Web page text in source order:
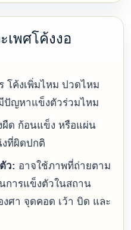
เพศโค้งงอ
โค้งเพิ่มไหม ปวดไหม
ปัญหาแข็งตัวร่วมไหม
ผืด ก้อนแข็ง หรือแผ่น
ที่ผิดปกติ
ว: อาจใช้ภาพที่ถ่ายตาม
การแข็งตัวในสถาน
ศา จุดคอด เว้า บิด และ